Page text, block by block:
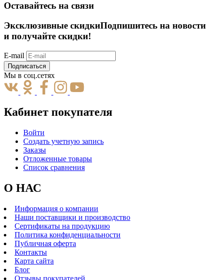
Оставайтесь на связи
Эксклюзивные скидкиПодпишитесь на новости
и получайте скидки!
E-mail
Подписаться
Мы в соц.сетях
Кабинет покупателя
Войти
Создать учетную запись
Заказы
Отложенные товары
Список сравнения
О НАС
Информация о компании
Наши поставщики и производство
Сертификаты на продукцию
Политика конфиденциальности
Публичная оферта
Контакты
Карта сайта
Блог